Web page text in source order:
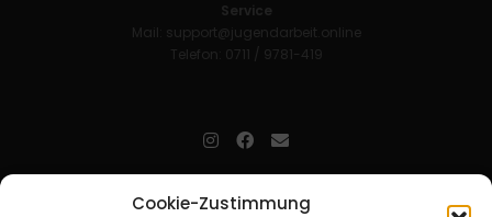
Cookie-Zustimmung
Service
Mail: support@jugendarbeit.online
Telefon: 0711 / 9781-419
Mitarbeitende in der christlichen Kinder-, Jugend- und jungen